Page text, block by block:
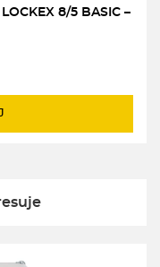
8/5 BASIC –